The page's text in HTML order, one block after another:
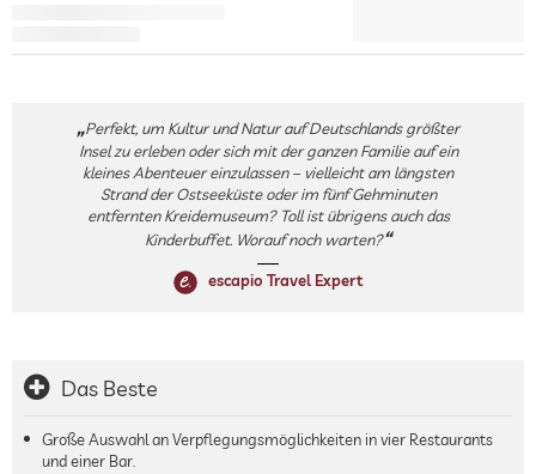
Perfekt, um Kultur und Natur auf Deutschlands größter
Insel zu erleben oder sich mit der ganzen Familie auf ein
kleines Abenteuer einzulassen – vielleicht am längsten
Strand der Ostseeküste oder im fünf Gehminuten
entfernten Kreidemuseum? Toll ist übrigens auch das
Kinderbuffet. Worauf noch warten?
escapio Travel Expert
Das Beste
Große Auswahl an Verpflegungsmöglichkeiten in vier Restaurants
und einer Bar.